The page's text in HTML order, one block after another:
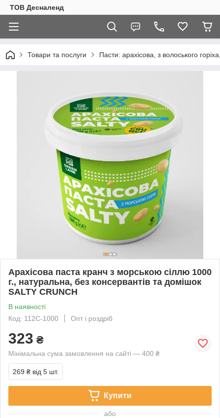
ТОВ Десналенд
Товари та послуги Пасти: арахісова, з волоського
Арахісова паста кранч з морською сіллю 1000
г., натуральна, без консервантів та домішок
SALTY CRUNCH
В наявності
Код: 112C-1000
Опт і роздріб
323 ₴
Мінімальна сума замовлення на сайті — 400 ₴
269 ₴ від 5 шт.
Купити
або